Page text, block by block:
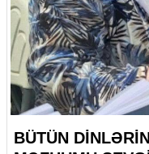
BÜTÜN